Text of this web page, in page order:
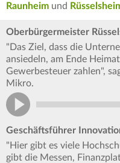
Raunheim und
Oberbürgermeister
"Das Ziel, dass die
ansiedeln, am Ende
Gewerbesteuer zahlen",
Mikro.
Geschäftsführer
"Hier gibt es viele
gibt die Messen,